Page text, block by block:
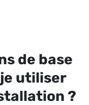
de base
utiliser
?